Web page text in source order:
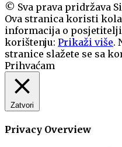
© Sva prava pridržava
Ova stranica koristi
informacija o
korištenju: Prikaži više.
stranice slažete se sa
Prihvaćam
Zatvori
Privacy Overview